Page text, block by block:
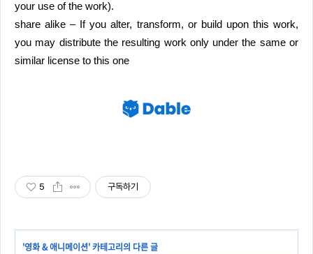
your use of the work).
share alike – If you alter, transform, or build upon this work,
you may distribute the resulting work only under the same or
similar license to this one
5 구독하기
'영화 & 애니메이션' 카테고리의 다른 글